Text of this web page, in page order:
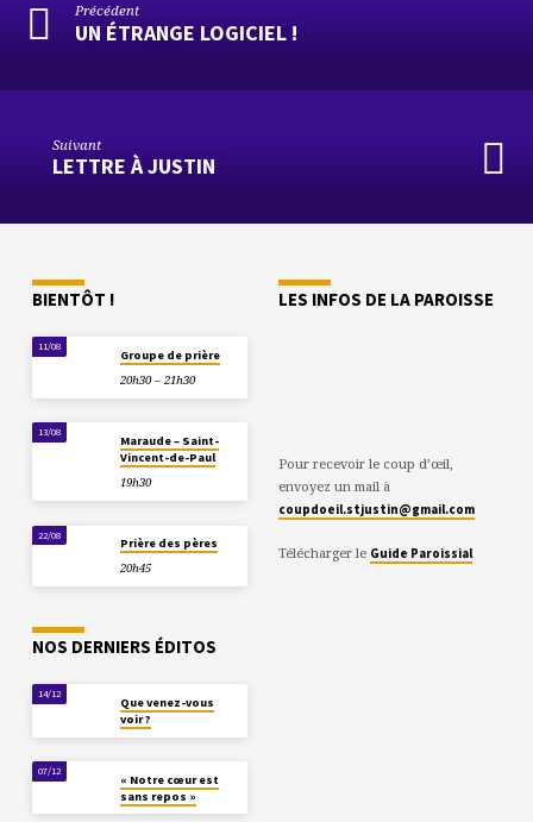
Précédent
UN ÉTRANGE LOGICIEL !
Suivant
LETTRE À JUSTIN
BIENTÔT !
11/08
Groupe de prière
20h30 – 21h30
13/08
Maraude – Saint-
Vincent-de-Paul
19h30
22/08
Prière des pères
20h45
LES INFOS DE LA PAROISSE
Pour recevoir le coup d’œil,
envoyez un mail à
coupdoeil.stjustin@gmail.com
Télécharger le Guide Paroissial
NOS DERNIERS ÉDITOS
14/12
Que venez-vous
voir ?
07/12
« Notre cœur est
sans repos »